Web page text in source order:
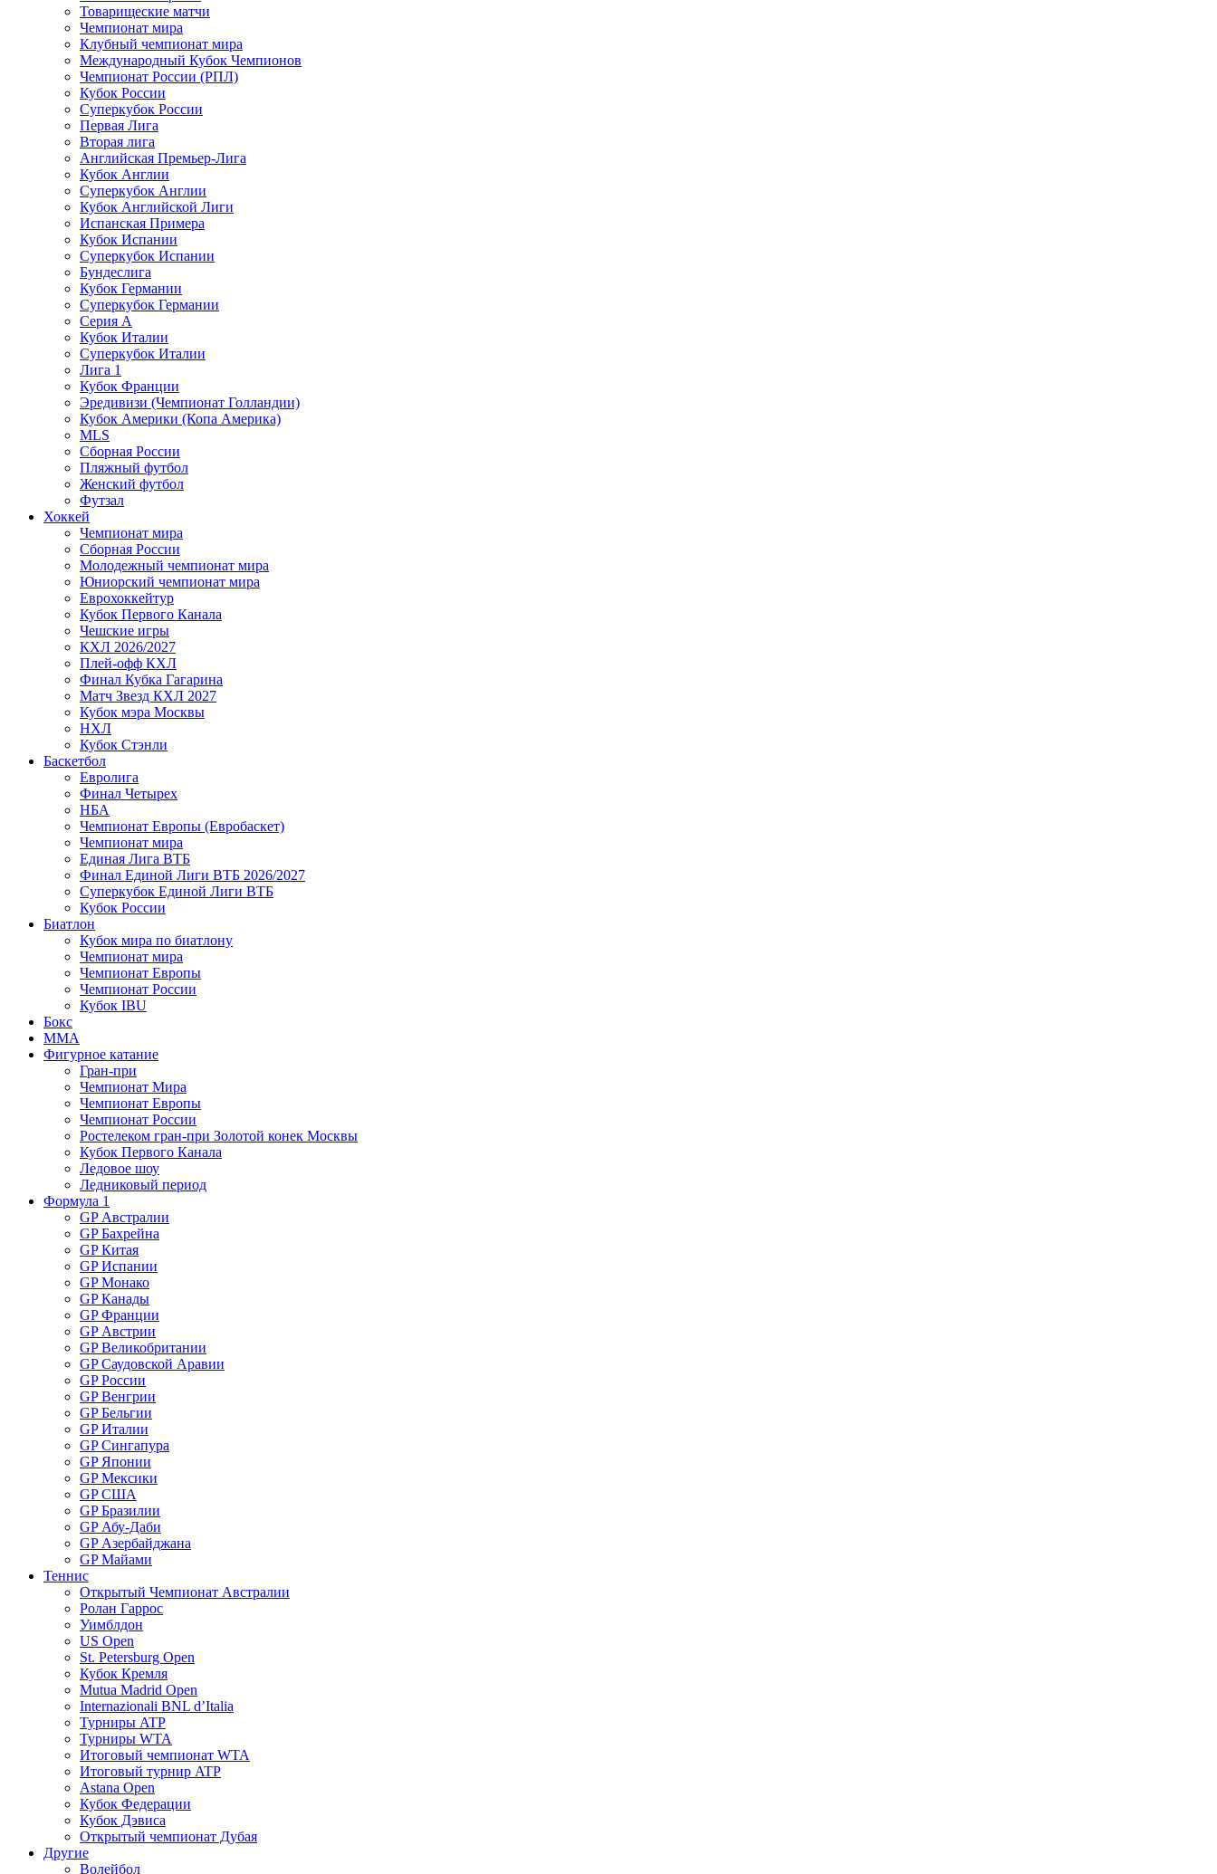
Товарищеские матчи
Чемпионат мира
Клубный чемпионат мира
Международный Кубок Чемпионов
Чемпионат России (РПЛ)
Кубок России
Суперкубок России
Первая Лига
Вторая лига
Английская Премьер-Лига
Кубок Англии
Суперкубок Англии
Кубок Английской Лиги
Испанская Примера
Кубок Испании
Суперкубок Испании
Бундеслига
Кубок Германии
Суперкубок Германии
Серия А
Кубок Италии
Суперкубок Италии
Лига 1
Кубок Франции
Эредивизи (Чемпионат Голландии)
Кубок Америки (Копа Америка)
MLS
Сборная России
Пляжный футбол
Женский футбол
Футзал
Хоккей
Чемпионат мира
Сборная России
Молодежный чемпионат мира
Юниорский чемпионат мира
Еврохоккейтур
Кубок Первого Канала
Чешские игры
КХЛ 2026/2027
Плей-офф КХЛ
Финал Кубка Гагарина
Матч Звезд КХЛ 2027
Кубок мэра Москвы
НХЛ
Кубок Стэнли
Баскетбол
Евролига
Финал Четырех
НБА
Чемпионат Европы (Евробаскет)
Чемпионат мира
Единая Лига ВТБ
Финал Единой Лиги ВТБ 2026/2027
Суперкубок Единой Лиги ВТБ
Кубок России
Биатлон
Кубок мира по биатлону
Чемпионат мира
Чемпионат Европы
Чемпионат России
Кубок IBU
Бокс
MMA
Фигурное катание
Гран-при
Чемпионат Мира
Чемпионат Европы
Чемпионат России
Ростелеком гран-при Золотой конек Москвы
Кубок Первого Канала
Ледовое шоу
Ледниковый период
Формула 1
GP Австралии
GP Бахрейна
GP Китая
GP Испании
GP Монако
GP Канады
GP Франции
GP Австрии
GP Великобритании
GP Саудовской Аравии
GP России
GP Венгрии
GP Бельгии
GP Италии
GP Сингапура
GP Японии
GP Мексики
GP США
GP Бразилии
GP Абу-Даби
GP Азербайджана
GP Майами
Теннис
Открытый Чемпионат Австралии
Ролан Гаррос
Уимблдон
US Open
St. Petersburg Open
Кубок Кремля
Mutua Madrid Open
Internazionali BNL d’Italia
Турниры ATP
Турниры WTA
Итоговый чемпионат WTA
Итоговый турнир ATP
Astana Open
Кубок Федерации
Кубок Дэвиса
Открытый чемпионат Дубая
Другие
Волейбол